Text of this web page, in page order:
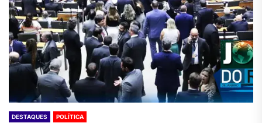
DESTAQUES POLÍTICA